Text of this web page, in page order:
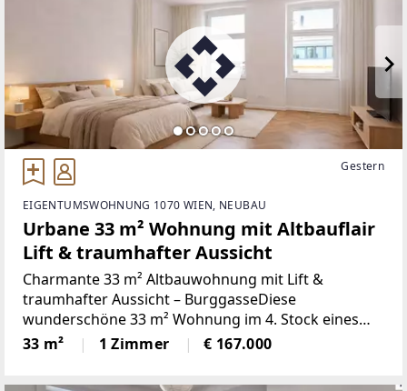
Gestern
EIGENTUMSWOHNUNG 1070 WIEN, NEUBAU
Urbane 33 m² Wohnung mit Altbauflair
Lift & traumhafter Aussicht
Charmante 33 m² Altbauwohnung mit Lift &
traumhafter Aussicht – BurggasseDiese
wunderschöne 33 m² Wohnung im 4. Stock eines
gepflegten Altbaus mit Lift vereint urbanes
Lebensgefühl mit klassischem Wiener Flair.Gelegen
33 m² 1 Zimmer € 167.000